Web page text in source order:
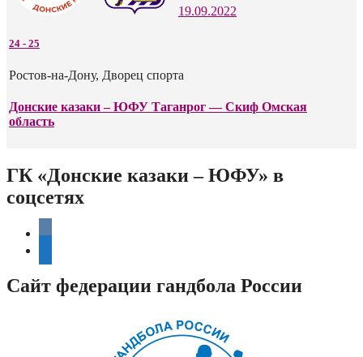
19.09.2022
24 - 25
Ростов-на-Дону, Дворец спорта
Донские казаки – ЮФУ Таганрог — Скиф Омская
область
ГК «Донские казаки – ЮФУ» в
соцсетях
Сайт федерации гандбола России